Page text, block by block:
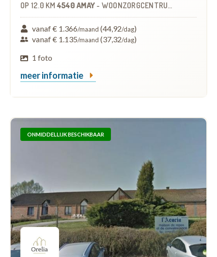
OP 12.0 KM 4540 AMAY - WOONZORGCENTRUM (WZC)
vanaf € 1.366/maand (44,92/dag)
vanaf € 1.135/maand (37,32/dag)
1 foto
meer informatie
ONMIDDELLIJK BESCHIKBAAR